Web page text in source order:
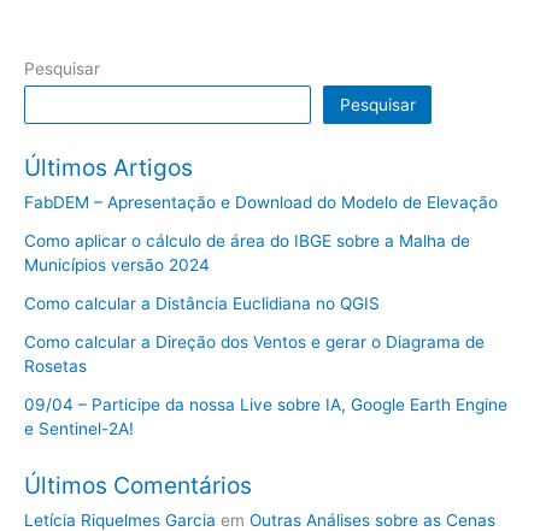
Pesquisar
Pesquisar
Últimos Artigos
FabDEM – Apresentação e Download do Modelo de Elevação
Como aplicar o cálculo de área do IBGE sobre a Malha de
Municípios versão 2024
Como calcular a Distância Euclidiana no QGIS
Como calcular a Direção dos Ventos e gerar o Diagrama de
Rosetas
09/04 – Participe da nossa Live sobre IA, Google Earth Engine
e Sentinel-2A!
Últimos Comentários
Letícia Riquelmes Garcia em Outras Análises sobre as Cenas